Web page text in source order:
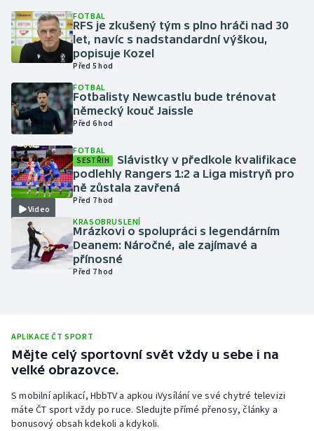
Judo
Krasobruslení
Lyže a snowboard
Moderní pětiboj
Motorsport
Olympijské hry
Parasport
Rychlobruslení
Rychlostní kanoistika
FOTBAL
RFS je zkušený tým s plno hráči nad 30
let, navíc s nadstandardní výškou,
popisuje Kozel
Před 5 hod
FOTBAL
Fotbalisty Newcastlu bude trénovat
německý kouč Jaissle
Před 6 hod
Video
FOTBAL
SESTŘIH
Slávistky v předkole kvalifikace
podlehly Rangers 1:2 a Liga mistryň pro
ně zůstala zavřená
Před 7 hod
KRASOBRUSLENÍ
Mrázkovi o spolupráci s legendárním
Deanem: Náročné, ale zajímavé a
přínosné
Před 7 hod
APLIKACE ČT SPORT
Mějte celý sportovní svět vždy u sebe i na
velké obrazovce.
S mobilní aplikací, HbbTV a apkou iVysílání ve své chytré televizi
máte ČT sport vždy po ruce. Sledujte přímé přenosy, články a
bonusový obsah kdekoli a kdykoli.